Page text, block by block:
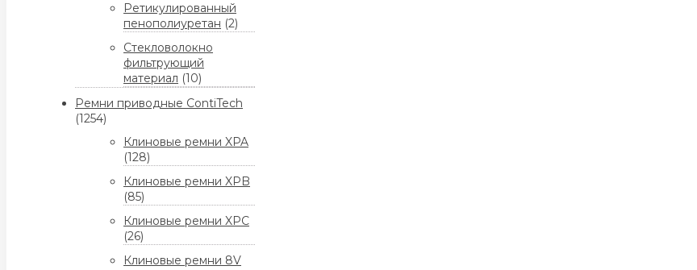
Ретикулированный
пенополиуретан (2)
Стекловолокно
фильтрующий
материал (10)
Ремни приводные ContiTech
(1254)
Клиновые ремни XPA
(128)
Клиновые ремни XPB
(85)
Клиновые ремни XPC
(26)
Клиновые ремни 8V